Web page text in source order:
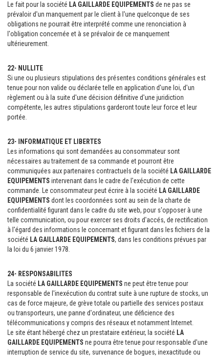
Le fait pour la société LA GAILLARDE EQUIPEMENTS de ne pas se
prévaloir d'un manquement par le client à l'une quelconque de ses
obligations ne pourrait être interprété comme une renonciation à
l'obligation concernée et à se prévaloir de ce manquement
ultérieurement.
22- NULLITE
Si une ou plusieurs stipulations des présentes conditions générales est
tenue pour non valide ou déclarée telle en application d'une loi, d'un
règlement ou à la suite d'une décision définitive d'une juridiction
compétente, les autres stipulations garderont toute leur force et leur
portée.
23- INFORMATIQUE ET LIBERTES
Les informations qui sont demandées au consommateur sont
nécessaires au traitement de sa commande et pourront être
communiquées aux partenaires contractuels de la société LA GAILLARDE
EQUIPEMENTS intervenant dans le cadre de l'exécution de cette
commande. Le consommateur peut écrire à la société LA GAILLARDE
EQUIPEMENTS dont les coordonnées sont au sein de la charte de
confidentialité figurant dans le cadre du site web, pour s'opposer à une
telle communication, ou pour exercer ses droits d'accés, de rectification
à l'égard des informations le concernant et figurant dans les fichiers de la
société LA GAILLARDE EQUIPEMENTS, dans les conditions prévues par
la loi du 6 janvier 1978.
24- RESPONSABILITES
La société LA GAILLARDE EQUIPEMENTS ne peut être tenue pour
responsable de l'inexécution du contrat suite à une rupture de stocks, un
cas de force majeure, de grève totale ou partielle des services postaux
ou transporteurs, une panne d'ordinateur, une déficience des
télécommunications y compris des réseaux et notamment Internet.
Le site étant hébergé chez un prestataire extérieur, la société LA
GAILLARDE EQUIPEMENTS ne pourra être tenue pour responsable d'une
interruption de service du site, survenance de bogues, inexactitude ou